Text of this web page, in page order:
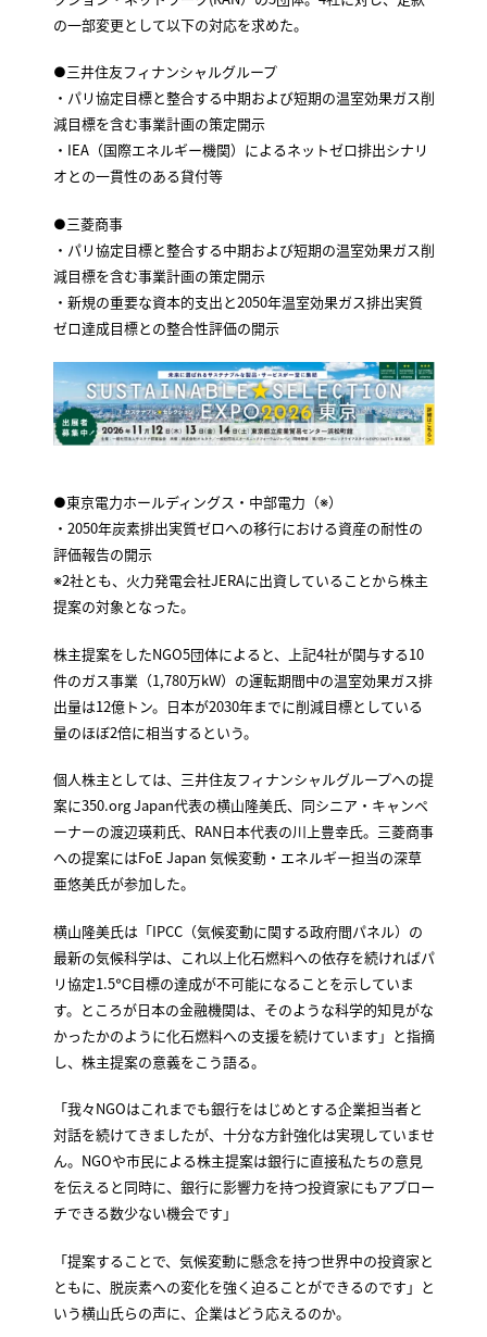
の一部変更として以下の対応を求めた。
●三井住友フィナンシャルグループ
・パリ協定目標と整合する中期および短期の温室効果ガス削
減目標を含む事業計画の策定開示
・IEA（国際エネルギー機関）によるネットゼロ排出シナリ
オとの一貫性のある貸付等
●三菱商事
・パリ協定目標と整合する中期および短期の温室効果ガス削
減目標を含む事業計画の策定開示
・新規の重要な資本的支出と2050年温室効果ガス排出実質
ゼロ達成目標との整合性評価の開示
●東京電力ホールディングス・中部電力（※）
・2050年炭素排出実質ゼロへの移行における資産の耐性の
評価報告の開示
※2社とも、火力発電会社JERAに出資していることから株主
提案の対象となった。
株主提案をしたNGO5団体によると、上記4社が関与する10
件のガス事業（1,780万kW）の運転期間中の温室効果ガス排
出量は12億トン。日本が2030年までに削減目標としている
量のほぼ2倍に相当するという。
個人株主としては、三井住友フィナンシャルグループへの提
案に350.org Japan代表の横山隆美氏、同シニア・キャンペ
ーナーの渡辺瑛莉氏、RAN日本代表の川上豊幸氏。三菱商事
への提案にはFoE Japan 気候変動・エネルギー担当の深草
亜悠美氏が参加した。
横山隆美氏は「IPCC（気候変動に関する政府間パネル）の
最新の気候科学は、これ以上化石燃料への依存を続ければパ
リ協定1.5℃目標の達成が不可能になることを示していま
す。ところが日本の金融機関は、そのような科学的知見がな
かったかのように化石燃料への支援を続けています」と指摘
し、株主提案の意義をこう語る。
「我々NGOはこれまでも銀行をはじめとする企業担当者と
対話を続けてきましたが、十分な方針強化は実現していませ
ん。NGOや市民による株主提案は銀行に直接私たちの意見
を伝えると同時に、銀行に影響力を持つ投資家にもアプロー
チできる数少ない機会です」
「提案することで、気候変動に懸念を持つ世界中の投資家と
ともに、脱炭素への変化を強く迫ることができるのです」と
いう横山氏らの声に、企業はどう応えるのか。